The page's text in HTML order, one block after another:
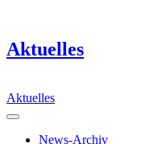
Aktuelles
Aktuelles
News-Archiv